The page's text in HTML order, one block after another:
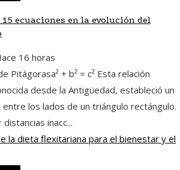
ecuaciones en la evolución del
16 horas
Pitágorasa² + b² = c² Esta relación
desde la Antigüedad, estableció un
entre los lados de un triángulo rectángulo.
inacc...